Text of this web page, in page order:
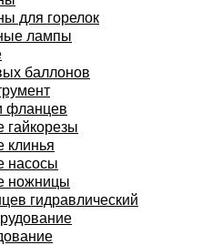
для горелок
лампы
баллонов
фланцев
гайкорезы
клинья
насосы
ножницы
гидравлический